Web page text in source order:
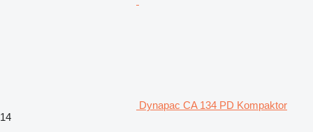
Dynapac CA 134 PD Kompaktor
14